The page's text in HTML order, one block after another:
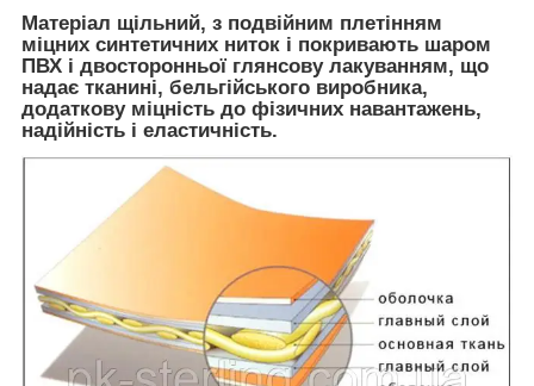
Матеріал щільний, з подвійним плетінням
міцних синтетичних ниток і покривають шаром
ПВХ і двосторонньої глянсову лакуванням, що
надає тканині, бельгійського виробника,
додаткову міцність до фізичних навантажень,
надійність і еластичність.